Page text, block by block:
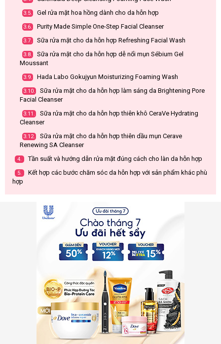
3.5. Gel rửa mặt hoa hồng dành cho da hỗn hợp
3.6. Purity Made Simple One-Step Facial Cleanser
3.7. Sữa rửa mặt cho da hỗn hợp Refreshing Facial Wash
3.8.
Sữa rửa mặt cho da hỗn hợp dễ nổi mụn Sébium Gel
Moussant
3.9. Hada Labo Gokujyun Moisturizing Foaming Wash
3.10.
Sữa rửa mặt cho da hỗn hợp làm sáng da Brightening Pore
Facial Cleanser
3.11.
Sữa rửa mặt cho da hỗn hợp thiên khô CeraVe Hydrating
Cleanser
3.12.
Sữa rửa mặt cho da hỗn hợp thiên dầu mụn Cerave
Renewing SA Cleanser
4. Tần suất và hướng dẫn rửa mặt đúng cách cho làn da hỗn hợp
5.
Kết hợp các bước chăm sóc da hỗn hợp với sản phẩm khác phù
hợp